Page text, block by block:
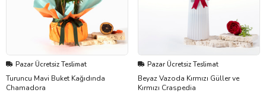
Pazar Ücretsiz Teslimat
Turuncu Mavi Buket Kağıdında
Chamadora
Pazar Ücretsiz Teslimat
Beyaz Vazoda Kırmızı Güller ve
Kırmızı Craspedia